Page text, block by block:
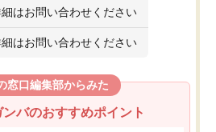
はお問い合わせください
はお問い合わせください
窓口編集部からみた
バのおすすめポイント